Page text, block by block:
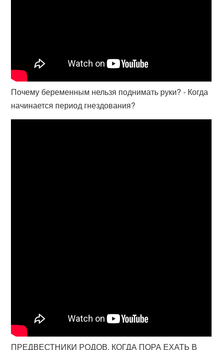
Почему беременным нельзя поднимать руки? - Когда
начинается период гнездования?
ПРЕДВЕСТНИКИ РОДОВ. КОГДА ПОРА ЕХАТЬ В